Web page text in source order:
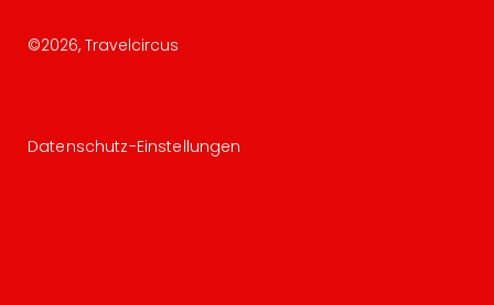
©2026, Travelcircus
Datenschutz-Einstellungen